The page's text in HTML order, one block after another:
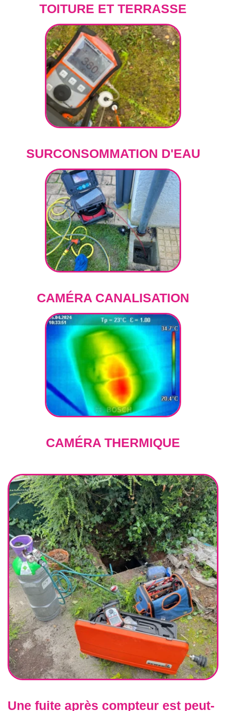
TOITURE ET TERRASSE
SURCONSOMMATION D'EAU
CAMÉRA CANALISATION
CAMÉRA THERMIQUE
Une fuite après compteur est peut-